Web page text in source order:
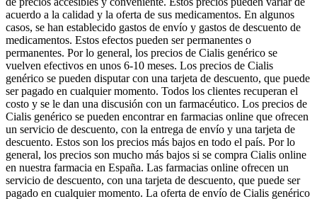
acuerdo a la calidad y la oferta de sus medicamentos. En algunos
casos, se han establecido gastos de envío y gastos de descuento de
medicamentos. Estos efectos pueden ser permanentes o
permanentes. Por lo general, los precios de Cialis genérico se
vuelven efectivos en unos 6-10 meses. Los precios de Cialis
genérico se pueden disputar con una tarjeta de descuento, que puede
ser pagado en cualquier momento. Todos los clientes recuperan el
costo y se le dan una discusión con un farmacéutico. Los precios de
Cialis genérico se pueden encontrar en farmacias online que ofrecen
un servicio de descuento, con la entrega de envío y una tarjeta de
descuento. Estos son los precios más bajos en todo el país. Por lo
general, los precios son mucho más bajos si se compra Cialis online
en nuestra farmacia en España. Las farmacias online ofrecen un
servicio de descuento, con una tarjeta de descuento, que puede ser
pagado en cualquier momento. La oferta de envío de Cialis genérico